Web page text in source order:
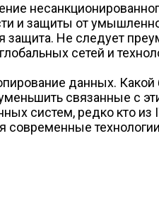
и защиты от
защита. Не следует
сетей и
данных.
связанные с
систем, редко кто из
современные